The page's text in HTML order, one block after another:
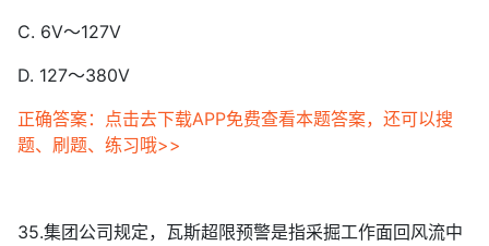
C. 6V～127V
D. 127～380V
正确答案：点击去下载APP免费查看本题答案，还可以搜
题、刷题、练习哦>>
35.集团公司规定，瓦斯超限预警是指采掘工作面回风流中